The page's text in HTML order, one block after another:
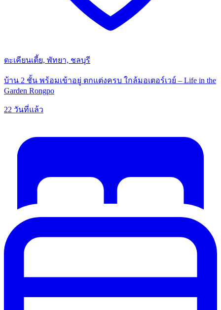
ตะเคียนเตี้ย, พัทยา, ชลบุรี
บ้าน 2 ชั้น พร้อมเข้าอยู่ ตกแต่งครบ ใกล้มอเตอร์เวย์ – Life in the
Garden Rongpo
22 วันที่แล้ว